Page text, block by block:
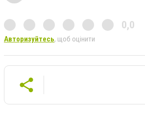
0,0
Авторизуйтесь, щоб оцінити